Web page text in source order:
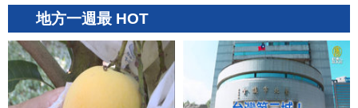
地方一週最 HOT